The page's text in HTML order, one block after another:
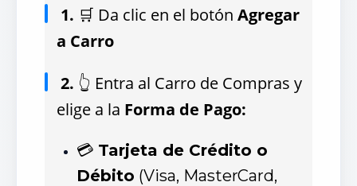
1. 🛒 Da clic en el botón Agregar
a Carro
2. 👆 Entra al Carro de Compras y
elige a la Forma de Pago:
💳 Tarjeta de Crédito o
Débito (Visa, MasterCard,